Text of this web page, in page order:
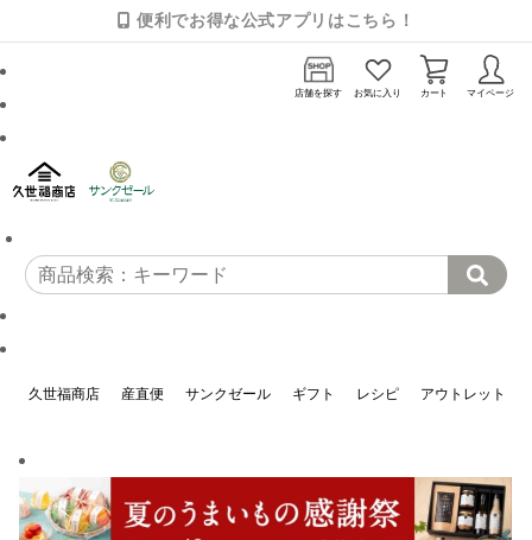
便利でお得な公式アプリはこちら！
店舗を探す お気に入り カート マイページ
久世福商店 産直便 サンクゼール ギフト レシピ アウトレット